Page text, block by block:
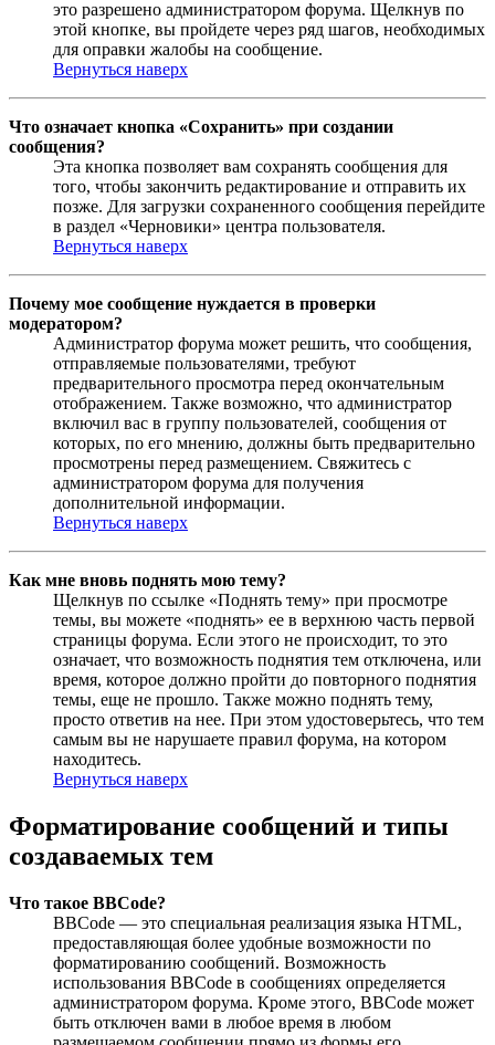
это разрешено администратором форума. Щелкнув по
этой кнопке, вы пройдете через ряд шагов, необходимых
для оправки жалобы на сообщение.
Вернуться наверх
Что означает кнопка «Сохранить» при создании
сообщения?
Эта кнопка позволяет вам сохранять сообщения для
того, чтобы закончить редактирование и отправить их
позже. Для загрузки сохраненного сообщения перейдите
в раздел «Черновики» центра пользователя.
Вернуться наверх
Почему мое сообщение нуждается в проверки
модератором?
Администратор форума может решить, что сообщения,
отправляемые пользователями, требуют
предварительного просмотра перед окончательным
отображением. Также возможно, что администратор
включил вас в группу пользователей, сообщения от
которых, по его мнению, должны быть предварительно
просмотрены перед размещением. Свяжитесь с
администратором форума для получения
дополнительной информации.
Вернуться наверх
Как мне вновь поднять мою тему?
Щелкнув по ссылке «Поднять тему» при просмотре
темы, вы можете «поднять» ее в верхнюю часть первой
страницы форума. Если этого не происходит, то это
означает, что возможность поднятия тем отключена, или
время, которое должно пройти до повторного поднятия
темы, еще не прошло. Также можно поднять тему,
просто ответив на нее. При этом удостоверьтесь, что тем
самым вы не нарушаете правил форума, на котором
находитесь.
Вернуться наверх
Форматирование сообщений и типы
создаваемых тем
Что такое BBCode?
BBCode — это специальная реализация языка HTML,
предоставляющая более удобные возможности по
форматированию сообщений. Возможность
использования BBCode в сообщениях определяется
администратором форума. Кроме этого, BBCode может
быть отключен вами в любое время в любом